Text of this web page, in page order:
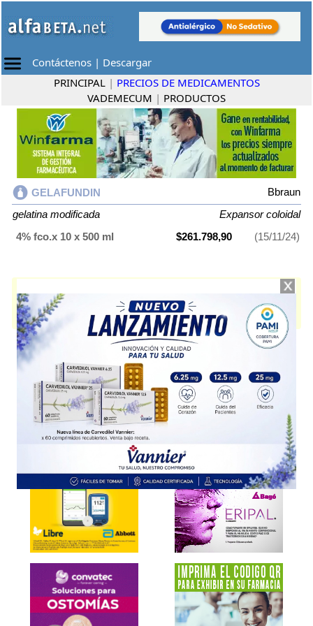
Contáctenos | Descargar
PRINCIPAL | PRECIOS DE MEDICAMENTOS
VADEMECUM | PRODUCTOS
GELAFUNDIN
Bbraun
gelatina modificada
Expansor coloidal
4% fco.x 10 x 500 ml
$261.798,90 (15/11/24)
Expansor
coloidal. Es producido por Bbrauny cuenta con 1 presentación
disponible.
Explorar más
Otros productos congelatina modificada
Otros productos deBbraun